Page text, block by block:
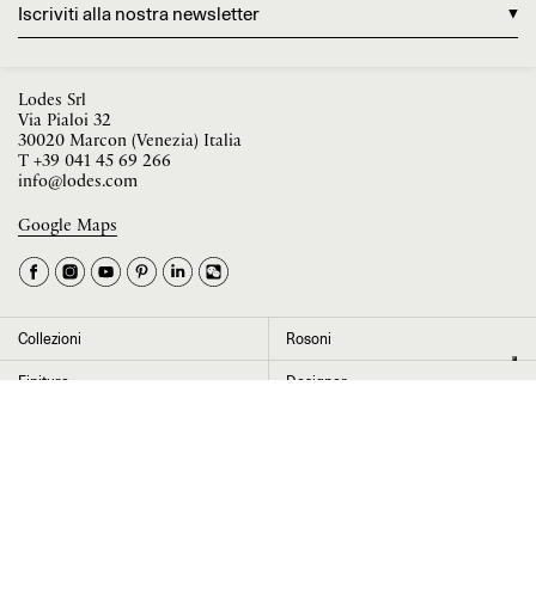
Iscriviti alla nostra newsletter
La tua occupazione è
Seleziona il paese ►
newsletter
Lodes Srl
Via Pialoi 32
30020 Marcon (Venezia) Italia
T +39 041 45 69 266
info@lodes.com
Google Maps
Collezioni Rosoni
Finiture Designer